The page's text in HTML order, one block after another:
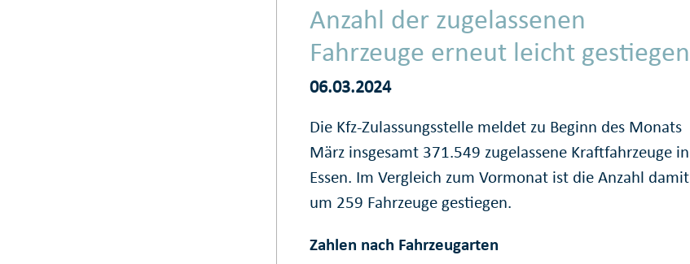
Anzahl der zugelassenen
Fahrzeuge erneut leicht gestiegen
06.03.2024
Die Kfz-Zulassungsstelle meldet zu Beginn des Monats
März insgesamt 371.549 zugelassene Kraftfahrzeuge in
Essen. Im Vergleich zum Vormonat ist die Anzahl damit
um 259 Fahrzeuge gestiegen.
Zahlen nach Fahrzeugarten